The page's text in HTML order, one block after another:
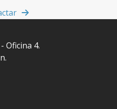
Oficina 4.